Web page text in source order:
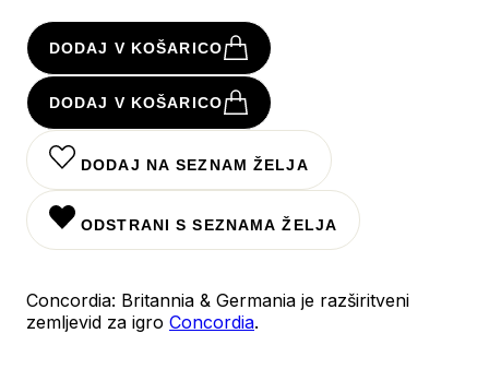
DODAJ V KOŠARICO
DODAJ V KOŠARICO
DODAJ NA SEZNAM ŽELJA
ODSTRANI S SEZNAMA ŽELJA
Concordia: Britannia & Germania je razširitveni
zemljevid za igro Concordia.